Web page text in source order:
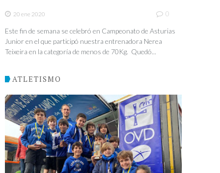
20 ene 2020 0
Este fin de semana se celebró en Campeonato de Asturias
Junior en el que participó nuestra entrenadora Nerea
Teixeira en la categoría de menos de 70Kg. Quedó...
ATLETISMO